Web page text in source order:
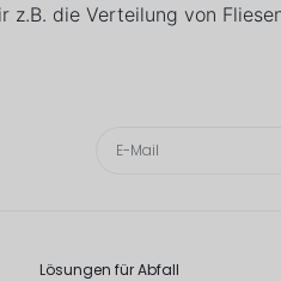
die Verteilung von
Lösungen für Abfall